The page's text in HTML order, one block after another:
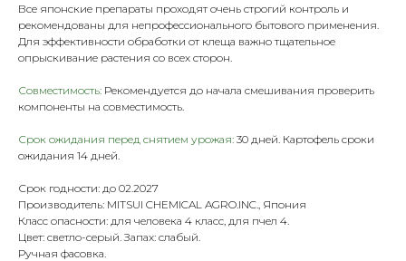
Все японские препараты проходят очень строгий контроль и
рекомендованы для непрофессионального бытового применения.
Для эффективности обработки от клеща важно тщательное
опрыскивание растения со всех сторон.
Совместимость: Рекомендуется до начала смешивания проверить
компоненты на совместимость.
Срок ожидания перед снятием урожая: 30 дней. Картофель сроки
ожидания 14 дней.
Срок годности: до 02.2027
Производитель: MITSUI CHEMICAL AGRO.INC., Япония
Класс опасности: для человека 4 класс, для пчел 4.
Цвет: светло-серый. Запах: слабый.
Ручная фасовка.